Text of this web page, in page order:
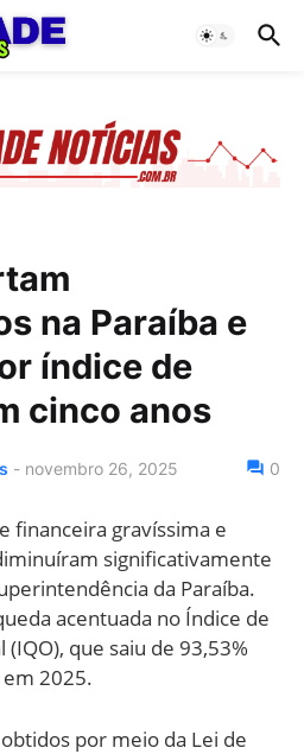
na Paraíba e
índice de
cinco anos
- novembro 26, 2025 0
financeira gravíssima e
significativamente
da Paraíba.
acentuada no Índice de
que saiu de 93,53%
2025.
por meio da Lei de